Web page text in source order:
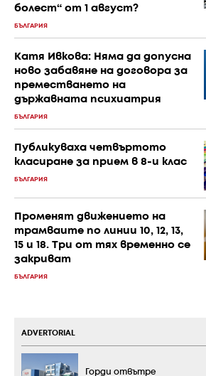
болест“ от 1 август?
БЪЛГАРИЯ
Катя Ивкова: Няма да допусна
ново забавяне на договора за
преместването на
държавната психиатрия
БЪЛГАРИЯ
Публикуваха четвъртото
класиране за прием в 8-и клас
БЪЛГАРИЯ
Променят движението на
трамваите по линии 10, 12, 13,
15 и 18. Три от тях временно се
закриват
БЪЛГАРИЯ
ADVERTORIAL
Горди отвътре